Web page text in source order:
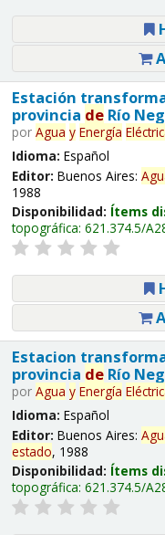
Estación
provincia deRío
por Agua y Energía
Idioma: Español
Editor: Buenos Aires:
1988
Disponibilidad: Ítems
topográfica: 621.374.5/
Estacion
provincia deRío
por Agua y Energía
Idioma: Español
Editor: Buenos Aires:
estado, 1988
Disponibilidad: Ítems
topográfica: 621.374.5/